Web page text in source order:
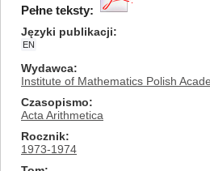
Pełne teksty:
Języki publikacji
EN
Wydawca
Institute of Mathematics Polish
Czasopismo
Acta Arithmetica
Rocznik
1973-1974